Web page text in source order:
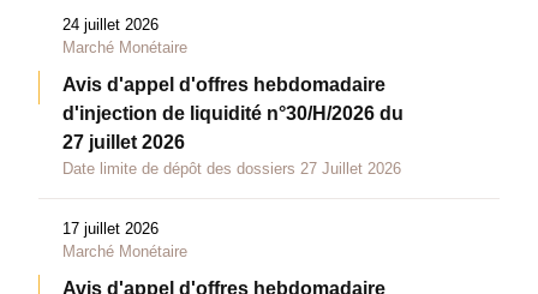
24 juillet 2026
Marché Monétaire
Avis d'appel d'offres hebdomadaire
d'injection de liquidité n°30/H/2026 du
27 juillet 2026
Date limite de dépôt des dossiers 27 Juillet 2026
17 juillet 2026
Marché Monétaire
Avis d'appel d'offres hebdomadaire